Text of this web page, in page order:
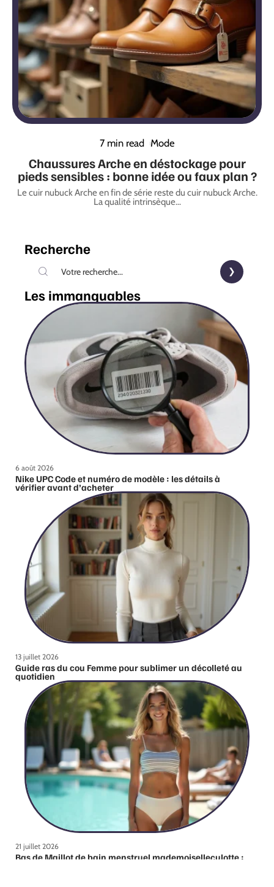
7 min read Mode
Chaussures Arche en déstockage pour
pieds sensibles : bonne idée ou faux plan ?
Le cuir nubuck Arche en fin de série reste du cuir nubuck Arche.
La qualité intrinsèque…
Recherche
Les immanquables
6 août 2026
Nike UPC Code et numéro de modèle : les détails à
vérifier avant d’acheter
13 juillet 2026
Guide ras du cou Femme pour sublimer un décolleté au
quotidien
21 juillet 2026
Bas de Maillot de bain menstruel mademoiselleculotte :